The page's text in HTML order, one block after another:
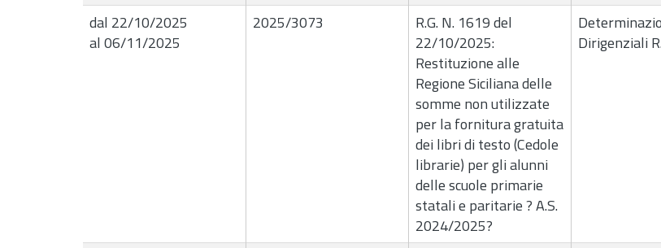
dal 22/10/2025
al 06/11/2025
2025/3073
R.G. N. 1619 del
22/10/2025:
Restituzione alle
Regione Siciliana delle
somme non utilizzate
per la fornitura gratuita
dei libri di testo (Cedole
librarie) per gli alunni
delle scuole primarie
statali e paritarie ? A.S.
2024/2025?
Dirigenziali